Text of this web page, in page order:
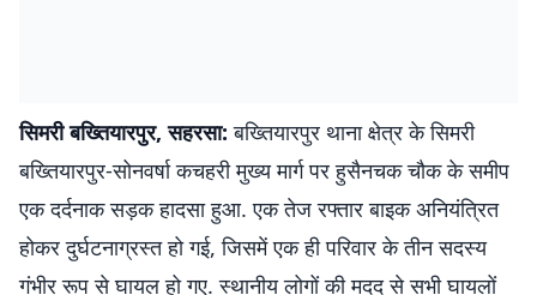
सिमरी बख्तियारपुर, सहरसा: बख्तियारपुर थाना क्षेत्र के सिमरी
बख्तियारपुर-सोनवर्षा कचहरी मुख्य मार्ग पर हुसैनचक चौक के समीप
एक दर्दनाक सड़क हादसा हुआ. एक तेज रफ्तार बाइक अनियंत्रित
होकर दुर्घटनाग्रस्त हो गई, जिसमें एक ही परिवार के तीन सदस्य
गंभीर रूप से घायल हो गए. स्थानीय लोगों की मदद से सभी घायलों